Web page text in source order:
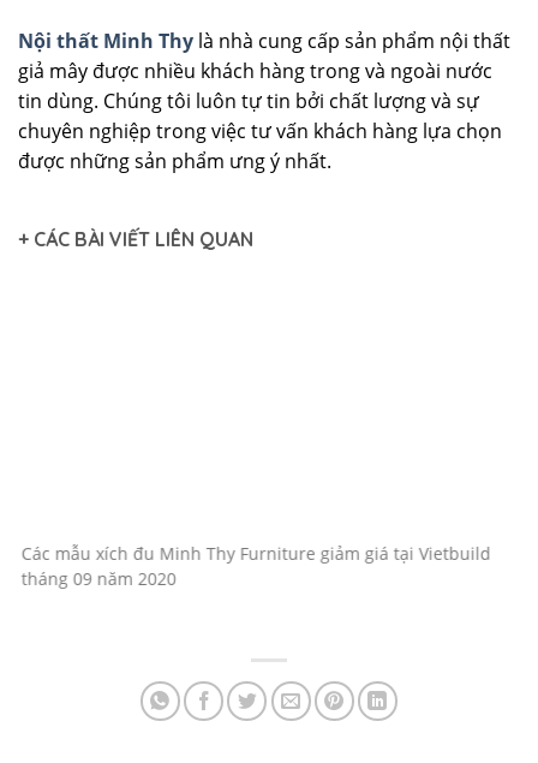
Nội thất Minh Thy là nhà cung cấp sản phẩm nội thất
giả mây được nhiều khách hàng trong và ngoài nước
tin dùng. Chúng tôi luôn tự tin bởi chất lượng và sự
chuyên nghiệp trong việc tư vấn khách hàng lựa chọn
được những sản phẩm ưng ý nhất.
+ CÁC BÀI VIẾT LIÊN QUAN
Các mẫu xích đu Minh Thy Furniture giảm giá tại Vietbuild
tháng 09 năm 2020